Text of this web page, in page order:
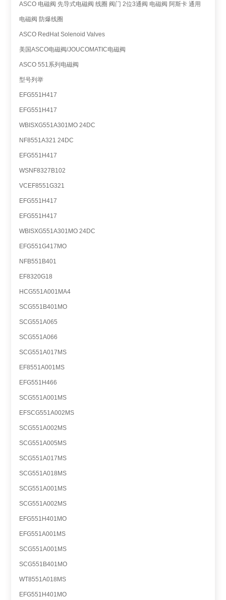
ASCO 电磁阀 先导式电磁阀 线圈 阀门 2位3通阀 电磁阀 阿斯卡 通用
电磁阀 防爆线圈
ASCO RedHat Solenoid Valves
美国ASCO电磁阀/JOUCOMATIC电磁阀
ASCO 551系列电磁阀
型号列举
EFG551H417
EFG551H417
WBISXG551A301MO 24DC
NF8551A321 24DC
EFG551H417
WSNF8327B102
VCEF8551G321
EFG551H417
EFG551H417
WBISXG551A301MO 24DC
EFG551G417MO
NFB551B401
EF8320G18
HCG551A001MA4
SCG551B401MO
SCG551A065
SCG551A066
SCG551A017MS
EF8551A001MS
EFG551H466
SCG551A001MS
EFSCG551A002MS
SCG551A002MS
SCG551A005MS
SCG551A017MS
SCG551A018MS
SCG551A001MS
SCG551A002MS
EFG551H401MO
EFG551A001MS
SCG551A001MS
SCG551B401MO
WT8551A018MS
EFG551H401MO